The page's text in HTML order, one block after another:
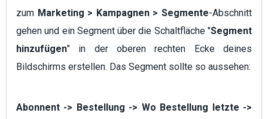
zum Marketing > Kampagnen > Segmente-Abschnitt
gehen und ein Segment über die Schaltfläche "Segment
hinzufügen" in der oberen rechten Ecke deines
Bildschirms erstellen. Das Segment sollte so aussehen:
Abonnent -> Bestellung -> Wo Bestellung letzte ->